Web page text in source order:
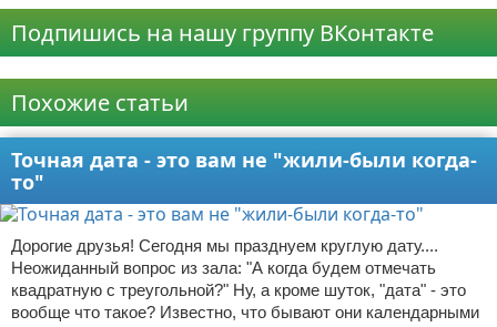
Подпишись на нашу группу ВКонтакте
Похожие статьи
Точная дата - это вам не "жили-были когда-
то"
Дорогие друзья! Сегодня мы празднуем круглую дату....
Неожиданный вопрос из зала: "А когда будем отмечать
квадратную с треугольной?" Ну, а кроме шуток, "дата" - это
вообще что такое? Известно, что бывают они календарными